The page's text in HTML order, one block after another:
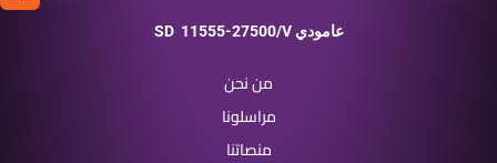
SD 11555-27500/V عامودي
من نحن
مراسلونا
منصاتنا